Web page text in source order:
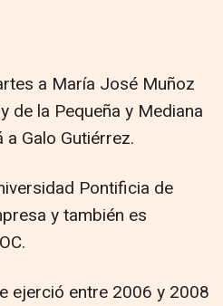
a María José Muñoz
de la Pequeña y Mediana
Galo Gutiérrez.
Pontificia de
y también es
ejerció entre 2006 y 2008